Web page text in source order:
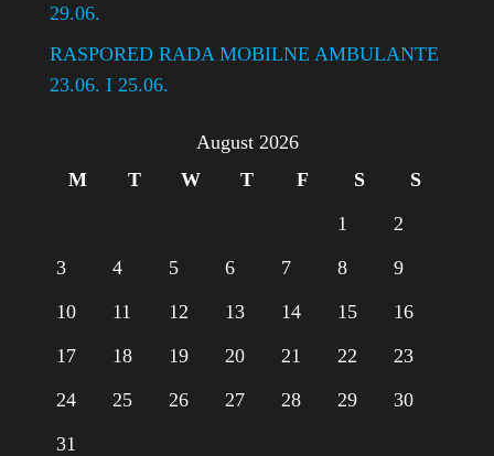
29.06.
RASPORED RADA MOBILNE AMBULANTE
23.06. I 25.06.
August 2026
M
T W T F S
S
1
2
3
4 5 6 7 8
9
10
11 12 13 14 15
16
17
18 19 20 21 22
23
24
25 26 27 28 29
30
31